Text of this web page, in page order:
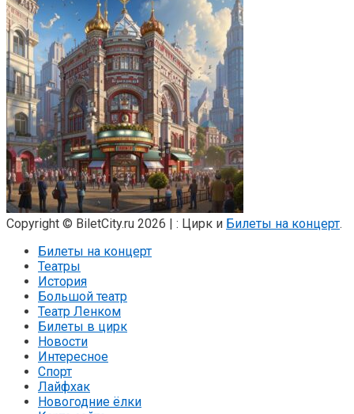
Copyright © BiletCity.ru 2026 | : Цирк и Билеты на концерт.
Билеты на концерт
Театры
История
Большой театр
Театр Ленком
Билеты в цирк
Новости
Интересное
Спорт
Лайфхак
Новогодние ёлки